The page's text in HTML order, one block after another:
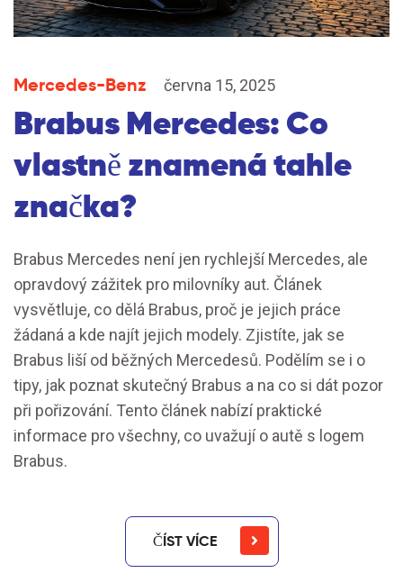
Mercedes-Benz června 15, 2025
Brabus Mercedes: Co
vlastně znamená tahle
značka?
Brabus Mercedes není jen rychlejší Mercedes, ale
opravdový zážitek pro milovníky aut. Článek
vysvětluje, co dělá Brabus, proč je jejich práce
žádaná a kde najít jejich modely. Zjistíte, jak se
Brabus liší od běžných Mercedesů. Podělím se i o
tipy, jak poznat skutečný Brabus a na co si dát pozor
při pořizování. Tento článek nabízí praktické
informace pro všechny, co uvažují o autě s logem
Brabus.
ČÍST VÍCE